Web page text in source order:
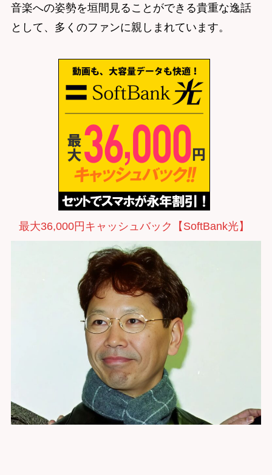
音楽への姿勢を垣間見ることができる貴重な逸話
として、多くのファンに親しまれています。
最大36,000円キャッシュバック【SoftBank光】